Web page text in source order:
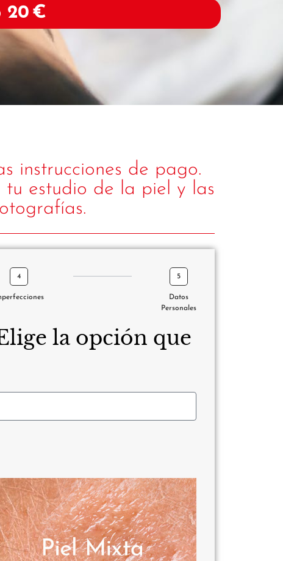
20 €
instrucciones de pago.
estudio de la piel y las
4 5
Datos
Personales
la opción que